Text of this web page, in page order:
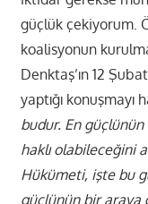
güçlük çekiyorum.
koalisyonun
Denktaş’ın 12
yaptığı konuşmayı
budur. En
haklı olabileceğini
Hükümeti, işte bu
güçlünün bir araya